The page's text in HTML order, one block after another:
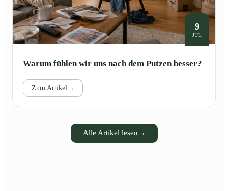
9
JUL
Warum fühlen wir uns nach dem Putzen besser?
Zum Artikel→
Alle Artikel lesen →